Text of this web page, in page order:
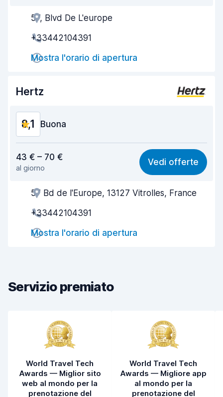
Gentilezza degli agenti
Rapidità del ritiro
Rapidità della riconsegna
8,9
57, Blvd De L'europe
+33442104391
Mostra l'orario di apertura
Hertz
8,1 Buona
7,5
Facile da trovare 8,2
Gentilezza degli agenti
Rapidità del ritiro
Rapidità della riconsegna
Condizioni dell'auto
43 € – 70 €
al giorno
Vedi offerte
57 Bd de l'Europe, 13127 Vitrolles, France
+33442104391
Mostra l'orario di apertura
Servizio premiato
World Travel Tech
Awards — Miglior sito
web al mondo per la
prenotazione del
World Travel Tech
Awards — Migliore app
al mondo per la
prenotazione del